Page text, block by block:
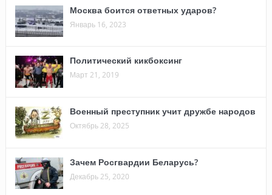
Москва боится ответных ударов?
Январь 16, 2023
Политический кикбоксинг
Март 21, 2019
Военный преступник учит дружбе народов
Октябрь 28, 2025
Зачем Росгвардии Беларусь?
Декабрь 25, 2020